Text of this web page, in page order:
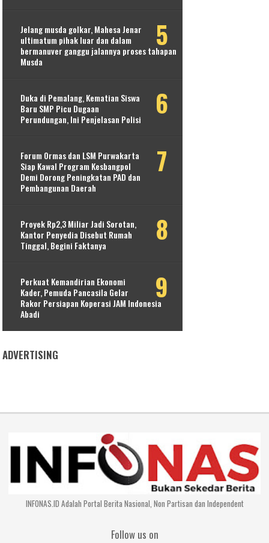
Jelang musda golkar, Mahesa Jenar
ultimatum pihak luar dan dalam
bermanuver ganggu jalannya proses tahapan
Musda
Duka di Pemalang, Kematian Siswa
Baru SMP Picu Dugaan
Perundungan, Ini Penjelasan Polisi
Forum Ormas dan LSM Purwakarta
Siap Kawal Program Kesbangpol
Demi Dorong Peningkatan PAD dan
Pembangunan Daerah
Proyek Rp2,3 Miliar Jadi Sorotan,
Kantor Penyedia Disebut Rumah
Tinggal, Begini Faktanya
Perkuat Kemandirian Ekonomi
Kader, Pemuda Pancasila Gelar
Rakor Persiapan Koperasi JAM Indonesia
Abadi
ADVERTISING
INFONAS.ID Adalah Portal Berita Nasional, Non Partisan dan Independent
Follow us on